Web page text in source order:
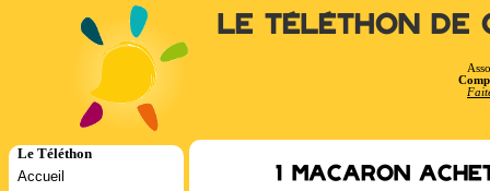
Le Téléthon de
Le Téléthon
Accueil
1 macaron